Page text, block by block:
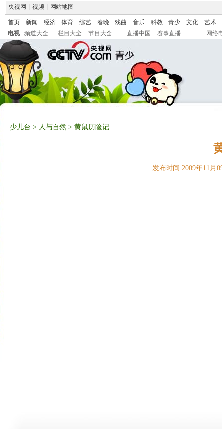
央视网 视频 网站地图
首页 新闻 经济 体育 综艺 春晚 戏曲 音乐 科教 青少 文化
艺术
电视
频道大全 栏目大全 节目大全 直播中国 赛事直播 网络
少儿台 > 人与自然 > 黄鼠历险记
发布时间:2009年11月